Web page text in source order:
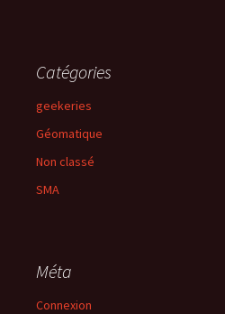
Catégories
geekeries
Géomatique
Non classé
SMA
Méta
Connexion